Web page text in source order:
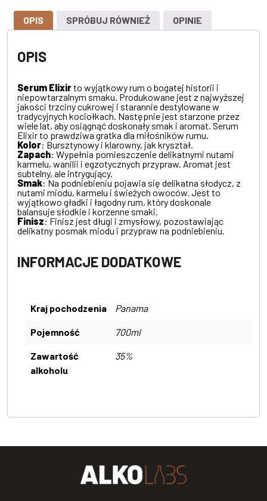
OPIS SPRÓBUJ RÓWNIEŻ OPINIE
OPIS
Serum Elixirto wyjątkowy rum o bogatej historii i
niepowtarzalnym smaku. Produkowane jest z najwyższej
jakości trzciny cukrowej i starannie destylowane w
tradycyjnych kociołkach. Następnie jest starzone przez
wiele lat, aby osiągnąć doskonały smak i aromat. Serum
Elixir to prawdziwa gratka dla miłośników rumu.
Kolor: Bursztynowy i klarowny, jak kryształ.
Zapach: Wypełnia pomieszczenie delikatnymi nutami
karmelu, wanilii i egzotycznych przypraw. Aromat jest
subtelny, ale intrygujący.
Smak: Na podniebieniu pojawia się delikatna słodycz, z
nutami miodu, karmelu i świeżych owoców. Jest to
wyjątkowo gładki i łagodny rum, który doskonale
balansuje słodkie i korzenne smaki.
Finisz: Finisz jest długi i zmysłowy, pozostawiając
delikatny posmak miodu i przypraw na podniebieniu.
INFORMACJE DODATKOWE
Kraj pochodzenia Panama
Pojemność 700ml
Zawartość
alkoholu
35%